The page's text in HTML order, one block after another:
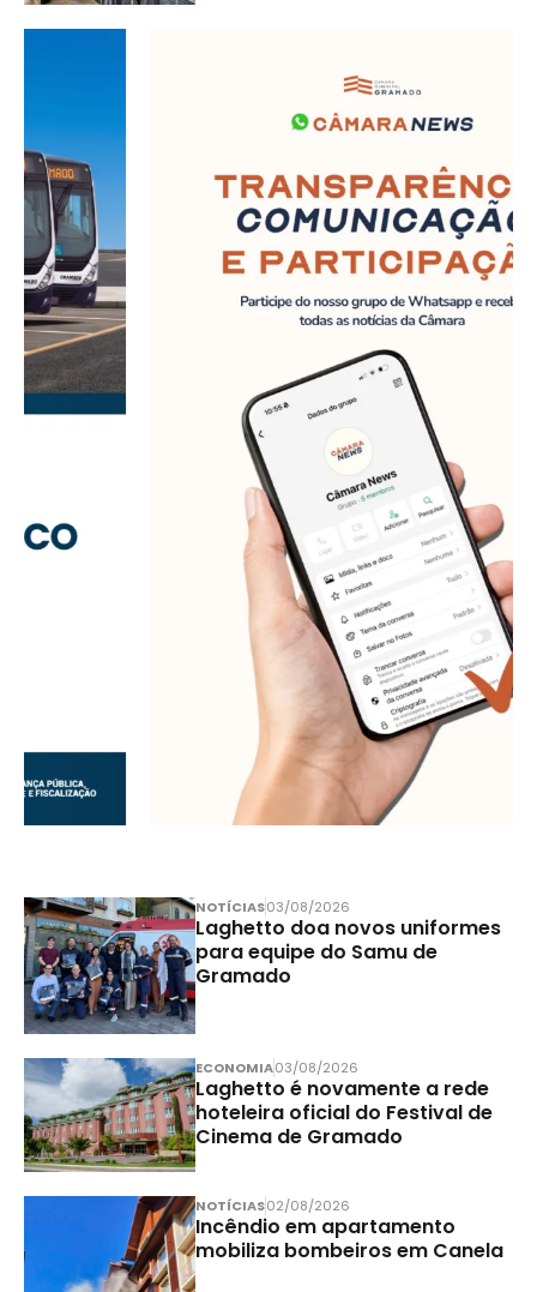
NOTÍCIAS03/08/2026
Laghetto doa novos uniformes
para equipe do Samu de
Gramado
ECONOMIA03/08/2026
Laghetto é novamente a rede
hoteleira oficial do Festival de
Cinema de Gramado
NOTÍCIAS02/08/2026
Incêndio em apartamento
mobiliza bombeiros em Canela